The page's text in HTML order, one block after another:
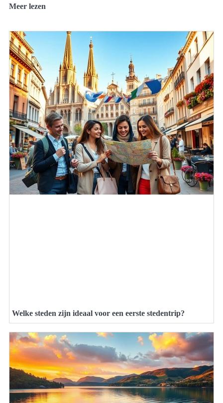
Meer lezen
Welke steden zijn ideaal voor een eerste stedentrip?